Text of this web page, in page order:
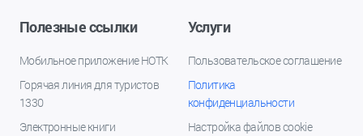
Полезные ссылки
Мобильное приложение НОТК
Горячая линия для туристов
1330
Электронные книги
Услуги
Пользовательское соглашение
Политика
конфиденциальности
Настройка файлов cookie